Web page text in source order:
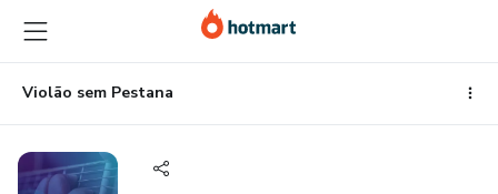
para
o
conteúdo
principal
para
o
pagamento
para
o
rodapé
Violão sem Pestana